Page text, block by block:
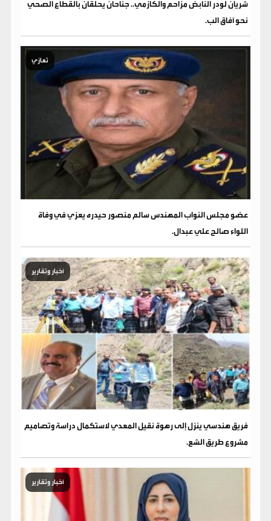
شريان لودر النابض مزاحم والكازمي.. جناحان يحلقان بالقطاع الصحي
نحو آفاق الب.
تعازي
عضو مجلس النواب المهندس سالم منصور حيدره يعزي في وفاة
اللواء صالح علي عبدال.
أخبار وتقارير
فريق هندسي ينزل إلى رهوة نقيل المعدي لاستكمال دراسة وتصاميم
مشروع طريق الشع.
أخبار وتقارير